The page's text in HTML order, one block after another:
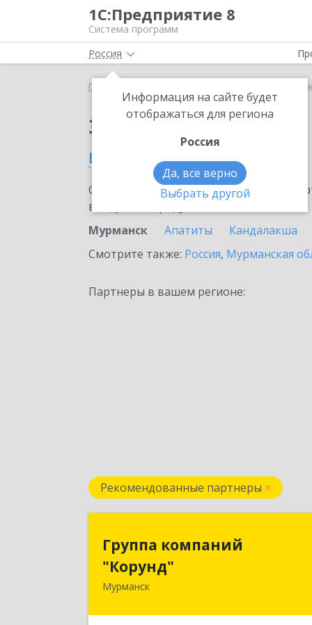
1С:Предприятие 8
Система программ
Россия
Информация на сайте будет
отображаться для региона
Россия
Да, все верно
Выбрать другой
Главная 1С:Лизинг
Заказать 1С:Лизинг
в Мурманске
Ознакомьтесь с информационными
внедрение продукта.
Мурманск
Апатиты Кандалакша
Смотрите также: Россия, Мурманская
Партнеры в вашем регионе:
Рекомендованные партнеры
Группа компаний
"Корунд"
Мурманск
Группа компаний
183025, Мурманская обл, Мурманск г,